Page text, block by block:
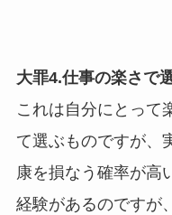
大罪4.仕事の楽さで
これは自分にとって
て選ぶものですが、
康を損なう確率が高
経験があるのですが